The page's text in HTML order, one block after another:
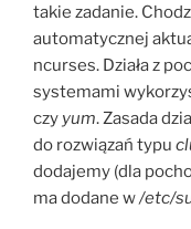
takie zadanie.
automatycznej
ncurses. Działa z
systemami
czy yum. Zasada
do rozwiązań typu
dodajemy (dla
ma dodane w/etc/